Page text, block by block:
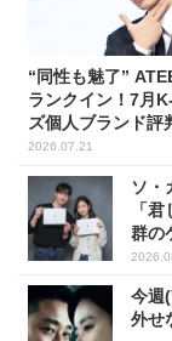
“同性も魅了”
ランクイン！7月
ズ個人ブランド評
2026.07.21
ソ・
「
群の
今週
外せ